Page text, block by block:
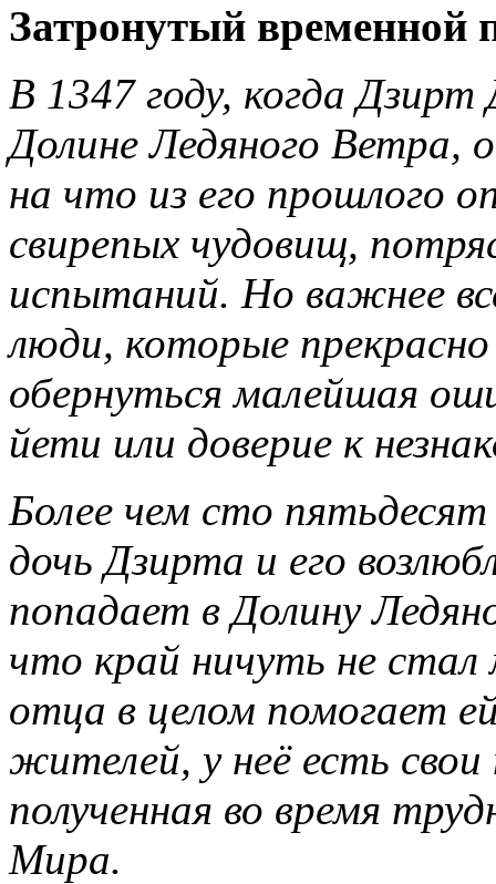
Затронутый временной
В 1347 году, когда Дзирт
Долине Ледяного Ветра,
на что из его прошлого
свирепых чудовищ,
испытаний. Но важнее
люди, которые
обернуться малейшая
йети или доверие к
Более чем сто
дочь Дзирта и его
попадает в Долину
что край ничуть не стал
отца в целом помогает
жителей, у неё есть
полученная во время
Мира.